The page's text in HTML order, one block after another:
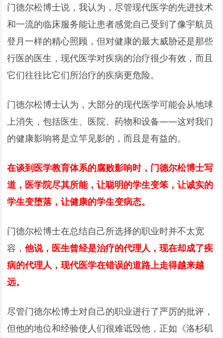
门德尔松博士说，我认为，尽管现代医学的先进技术
和一流的临床服务能让患者感觉自己受到了像宇航员
登月一样的精心照顾，但对健康的最大威胁还是那些
行医的医生，现代医学对疾病的治疗很少有效，而且
它们往往比它们所治疗的疾病更危险。
门德尔松博士认为，大部分的现代医学可能会从地球
上消失，包括医生、医院、药物和设备——这对我们
的健康影响将是立竿见影的，而且是有益的。
在谈到医学教育体系的腐败影响时，门德尔松博士写
道，医学院尽其所能，让聪明的学生变笨，让诚实的
学生变堕落，让健康的学生变病态。
门德尔松博士在总结自己所选择的职业时并不太宽
容，他说，医生曾经是治疗的代理人，现在却成了疾
病的代理人，现代医学在错误的道路上走得越来越
远。
尽管门德尔松博士对自己的职业进行了严厉的批评，
但他的地位和经验使人们很难诋毁他，正如《洛杉矶